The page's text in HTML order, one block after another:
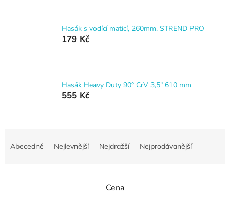
Hasák s vodící maticí, 260mm, STREND PRO
179 Kč
Hasák Heavy Duty 90° CrV 3,5" 610 mm
555 Kč
Abecedně Nejlevnější Nejdražší Nejprodávanější
Cena